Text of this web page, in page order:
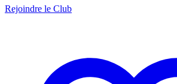
Rejoindre le Club